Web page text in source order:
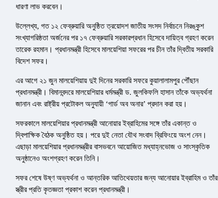
ধারণা লাভ করবেন।
উল্লেখ্য, গত ১২ ফেব্রুয়ারি অনুষ্ঠিত ত্রয়োদশ জাতীয় সংসদ নির্বাচনে নিরঙ্কুশ
সংখ্যাগরিষ্ঠতা অর্জনের পর ১৭ ফেব্রুয়ারি সরকারপ্রধান হিসেবে দায়িত্ব গ্রহণ করেন
তারেক রহমান। প্রধানমন্ত্রী হিসেবে মালয়েশিয়া সফরের পর চীন তাঁর দ্বিতীয় সরকারি
বিদেশ সফর।
এর আগে ২১ জুন মালয়েশিয়ায় দুই দিনের সরকারি সফরে কুয়ালালামপুর পৌঁছান
প্রধানমন্ত্রী। বিমানবন্দরে মালয়েশিয়ার ধর্মমন্ত্রী ড. জুলকিফলি হাসান তাঁকে অভ্যর্থনা
জানান এবং রাষ্ট্রীয় প্রটোকল অনুযায়ী ‘গার্ড অব অনার’ প্রদান করা হয়।
সফরকালে মালয়েশিয়ার প্রধানমন্ত্রী আনোয়ার ইব্রাহিমের সঙ্গে তাঁর একান্ত ও
দ্বিপাক্ষিক বৈঠক অনুষ্ঠিত হয়। পরে দুই নেতা যৌথ সংবাদ ব্রিফিংয়ে অংশ নেন।
এছাড়া মালয়েশিয়ার প্রধানমন্ত্রীর বাসভবনে আয়োজিত মধ্যাহ্নভোজ ও সাংস্কৃতিক
অনুষ্ঠানেও অংশগ্রহণ করেন তিনি।
সফর শেষে উষ্ণ অভ্যর্থনা ও আন্তরিক আতিথেয়তার জন্য আনোয়ার ইব্রাহিম ও তাঁর
স্ত্রীর প্রতি কৃতজ্ঞতা প্রকাশ করেন প্রধানমন্ত্রী।